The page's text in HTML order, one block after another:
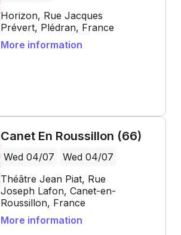
Horizon, Rue Jacques
Prévert, Plédran, France
More information
Canet En Roussillon (66)
Wed 04/07
Wed 04/07
Théâtre Jean Piat, Rue
Joseph Lafon, Canet-en-
Roussillon, France
More information